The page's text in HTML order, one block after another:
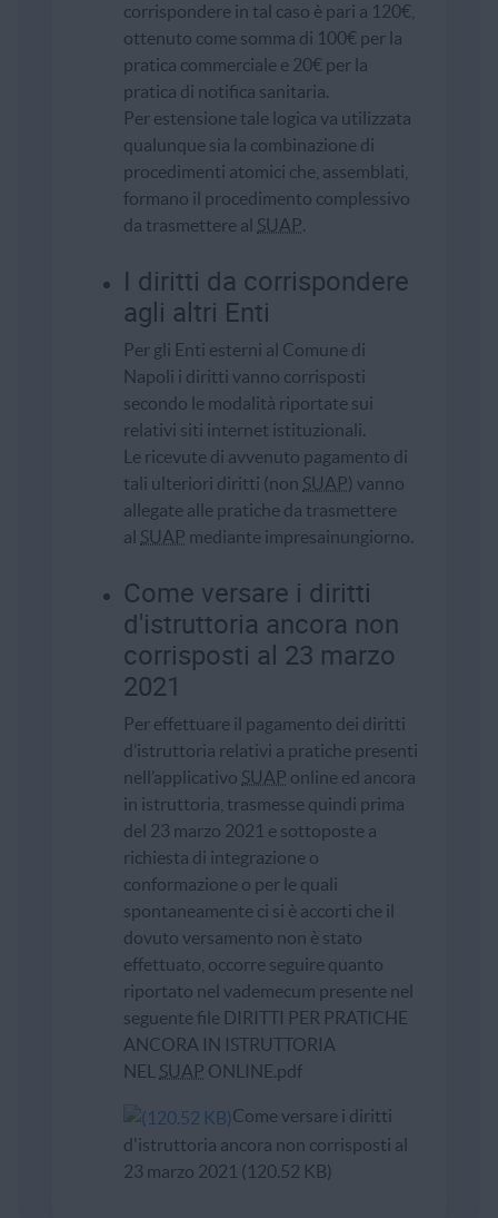
corrispondere in tal caso è pari a 120€,
ottenuto come somma di 100€ per la
pratica commerciale e 20€ per la
pratica di notifica sanitaria.
Per estensione tale logica va utilizzata
qualunque sia la combinazione di
procedimenti atomici che, assemblati,
formano il procedimento complessivo
da trasmettere al SUAP.
I diritti da corrispondere
agli altri Enti
Per gli Enti esterni al Comune di
Napoli i diritti vanno corrisposti
secondo le modalità riportate sui
relativi siti internet istituzionali.
Le ricevute di avvenuto pagamento di
tali ulteriori diritti (non SUAP) vanno
allegate alle pratiche da trasmettere
al SUAP mediante impresainungiorno.
Come versare i diritti
d'istruttoria ancora non
corrisposti al 23 marzo
2021
Per effettuare il pagamento dei diritti
d’istruttoria relativi a pratiche presenti
nell’applicativo SUAP online ed ancora
in istruttoria, trasmesse quindi prima
del 23 marzo 2021 e sottoposte a
richiesta di integrazione o
conformazione o per le quali
spontaneamente ci si è accorti che il
dovuto versamento non è stato
effettuato, occorre seguire quanto
riportato nel vademecum presente nel
seguente file DIRITTI PER PRATICHE
ANCORA IN ISTRUTTORIA
NEL SUAP ONLINE.pdf
Come versare i diritti
d'istruttoria ancora non corrisposti al
23 marzo 2021 (120.52 KB)